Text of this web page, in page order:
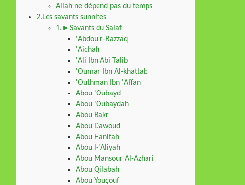
Allah ne dépend pas du temps
2.Les savants sunnites
1.►Savants du Salaf
'Abdou r-Razzaq
'Aichah
'Ali Ibn Abi Talib
'Oumar Ibn Al-khattab
'Outhman Ibn 'Affan
Abou 'Oubayd
Abou 'Oubaydah
Abou Bakr
Abou Dawoud
Abou Hanifah
Abou l-'Aliyah
Abou Mansour Al-Azhari
Abou Qilabah
Abou Youçouf